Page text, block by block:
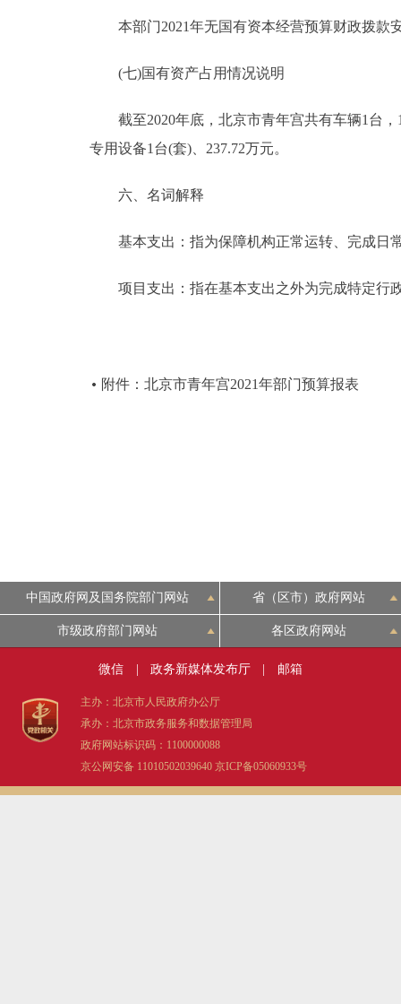
本部门2021年无国有资本经营预算财政拨款
(七)国有资产占用情况说明
截至2020年底，北京市青年宫共有车辆1台，
专用设备1台(套)、237.72万元。
六、名词解释
基本支出：指为保障机构正常运转、完成日
项目支出：指在基本支出之外为完成特定行
附件：北京市青年宫2021年部门预算报表
中国政府网及国务院部门网站 省（区市）政府网站
市级政府部门网站 各区政府网站
微信 政务新媒体发布厅 邮箱
主办：北京市人民政府办公厅
承办：北京市政务服务和数据管理局
政府网站标识码：1100000088
京公网安备 11010502039640 京ICP备05060933号